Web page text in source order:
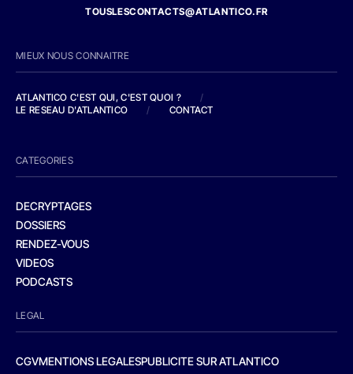
TOUSLESCONTACTS@ATLANTICO.FR
MIEUX NOUS CONNAITRE
ATLANTICO C'EST QUI, C'EST QUOI ?
/
LE RESEAU D'ATLANTICO
/ CONTACT
CATEGORIES
DECRYPTAGES
DOSSIERS
RENDEZ-VOUS
VIDEOS
PODCASTS
LEGAL
CGVMENTIONS LEGALESPUBLICITE SUR ATLANTICO